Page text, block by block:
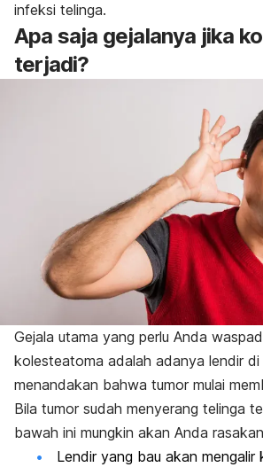
infeksi telinga.
Apa saja gejalanya jika
terjadi?
Gejala utama yang perlu Anda
kolesteatoma adalah adanya lendir di
menandakan bahwa tumor mulai
Bila tumor sudah menyerang telinga
bawah ini mungkin akan Anda
Lendir yang bau akan mengalir